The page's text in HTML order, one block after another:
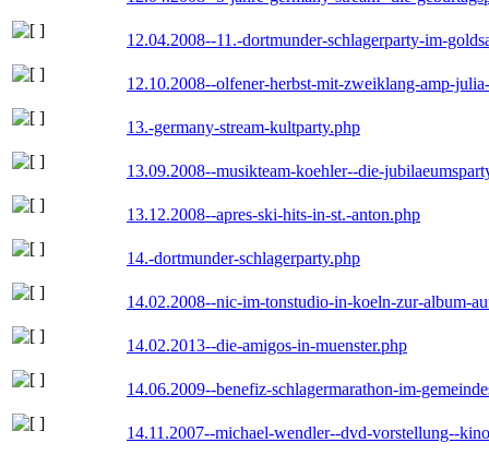
12.04.2008--11.-dortmunder-schlagerparty-im-
12.10.2008--olfener-herbst-mit-zweiklang-amp-
13.-germany-stream-kultparty.php
13.09.2008--musikteam-koehler--die-
13.12.2008--apres-ski-hits-in-st.-anton.php
14.-dortmunder-schlagerparty.php
14.02.2008--nic-im-tonstudio-in-koeln-zur-album-
14.02.2013--die-amigos-in-muenster.php
14.06.2009--benefiz-schlagermarathon-im-
14.11.2007--michael-wendler--dvd-vorstellung--